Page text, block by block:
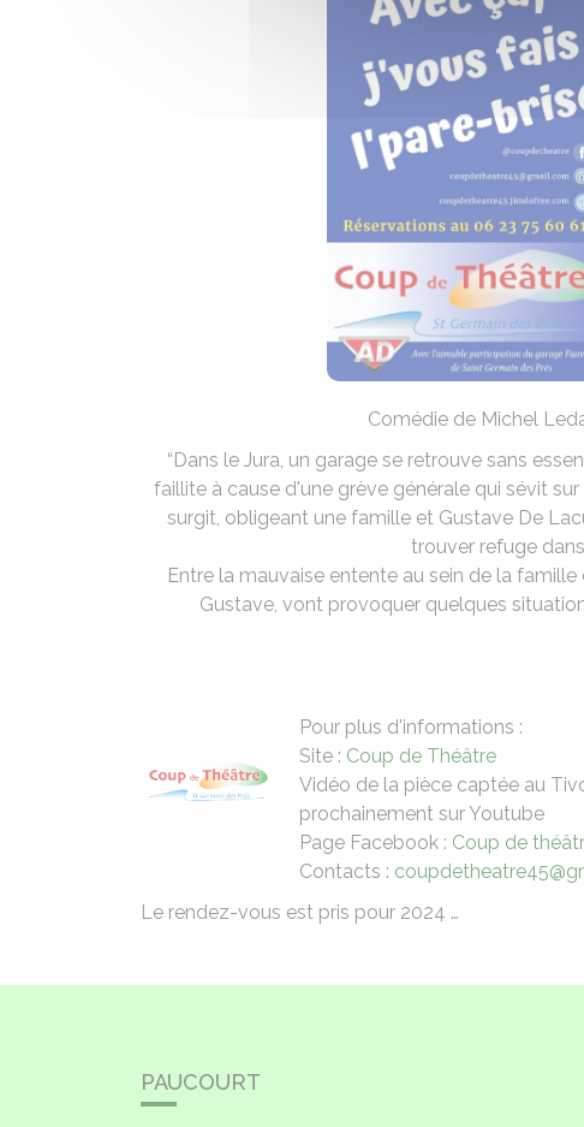
Comédie de Michel
“Dans le Jura, un garage se retrouve sans
faillite à cause d'une grève générale qui sévit
surgit, obligeant une famille et Gustave De
trouver refuge
Entre la mauvaise entente au sein de la
Gustave, vont provoquer quelques
Pour plus d'informations :
Site : Coup de Théâtre
Vidéo de la pièce captée au
prochainement sur Youtube
Page Facebook : Coup de
Contacts :
Le rendez-vous est pris pour 2024 …
PAUCOURT